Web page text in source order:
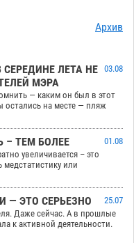
Архив
ЛЕТА НЕ
МЭРА
03.08
— каким он был в этот
остались на месте — пляж
– ТЕМ БОЛЕЕ
01.08
увеличивается – это
или
— ЭТО СЕРЬЕЗНО
25.07
Даже сейчас. А в прошлые
к активной деятельности.